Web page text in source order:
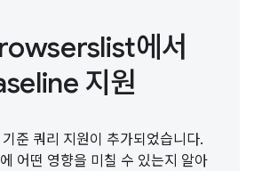
에서
지원
준 쿼리 지원이 추가되었습니다.
어떤 영향을 미칠 수 있는지 알아